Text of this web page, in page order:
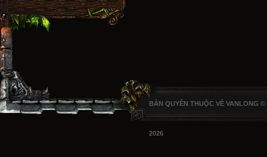
BẢN QUYỀN THUỘC VỀ VANLONG ©
2026